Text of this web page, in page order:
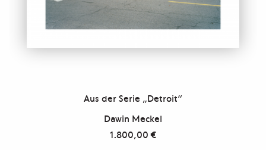
Aus der Serie „Detroit“
Dawin Meckel
1.800,00€